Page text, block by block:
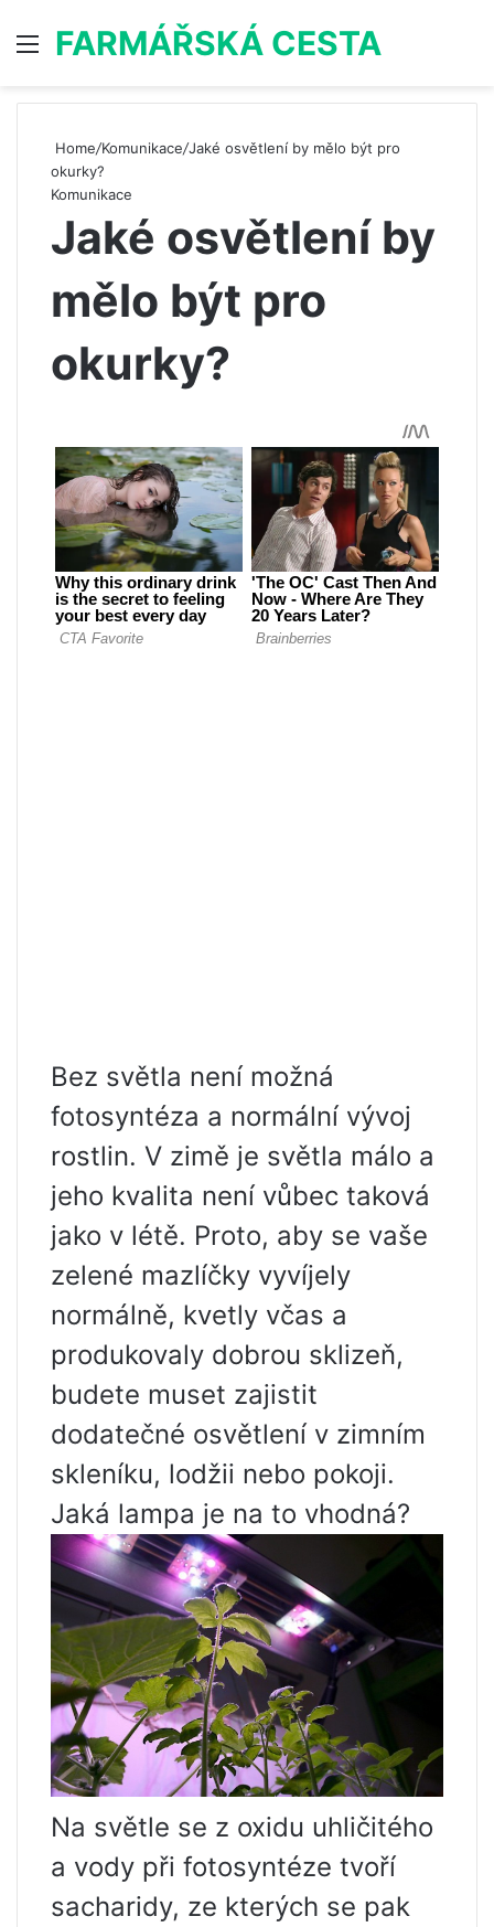
Menu
FARMÁŘSKÁ CESTA
Home/Komunikace/Jaké osvětlení by mělo být pro
okurky?
Komunikace
Jaké osvětlení by
mělo být pro
okurky?
Bez světla není možná
fotosyntéza a normální vývoj
rostlin. V zimě je světla málo a
jeho kvalita není vůbec taková
jako v létě. Proto, aby se vaše
zelené mazlíčky vyvíjely
normálně, kvetly včas a
produkovaly dobrou sklizeň,
budete muset zajistit
dodatečné osvětlení v zimním
skleníku, lodžii nebo pokoji.
Jaká lampa je na to vhodná?
Na světle se z oxidu uhličitého
a vody při fotosyntéze tvoří
sacharidy, ze kterých se pak